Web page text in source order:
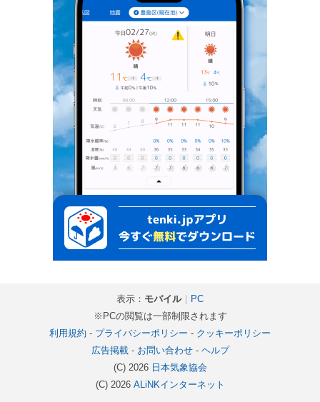
表示： モバイル｜ PC
※PCの閲覧は一部制限されます
利用規約 - プライバシーポリシー - クッキーポリシー
広告掲載- お問い合わせ- ヘルプ
(C) 2026 日本気象協会
(C) 2026 ALiNKインターネット